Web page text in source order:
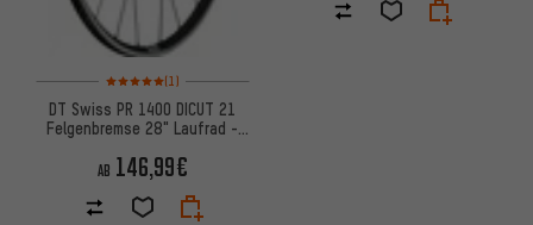
Bewertungen: 5 von 5 basierend auf 1 Bewertungen
(1)
DT Swiss PR 1400 DICUT 21
Felgenbremse 28" Laufrad -
AB 146,99€